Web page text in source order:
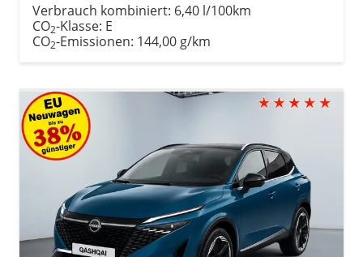
Verbrauch kombiniert: 6,40 l/100km
CO2-Klasse: E
CO2-Emissionen: 144,00 g/km